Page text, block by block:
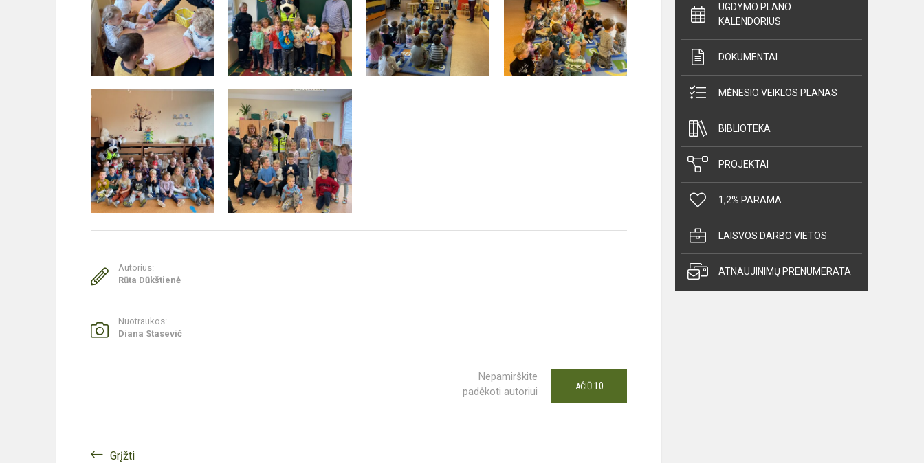
Autorius:
Rūta Dūkštienė
Nuotraukos:
Diana Stasevič
Nepamirškite
padėkoti autoriui
AČIŪ 10
Grįžti
UGDYMO PLANO
KALENDORIUS
DOKUMENTAI
MĖNESIO VEIKLOS PLANAS
BIBLIOTEKA
PROJEKTAI
1,2% PARAMA
LAISVOS DARBO VIETOS
ATNAUJINIMŲ PRENUMERATA